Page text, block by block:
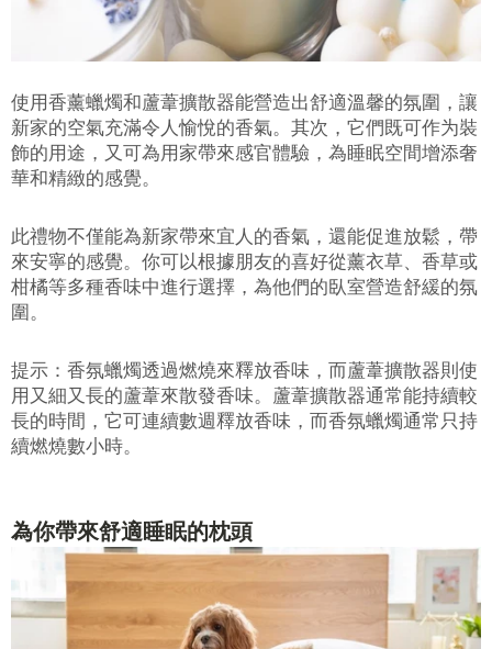
使用香薰蠟燭和蘆葦擴散器能營造出舒適溫馨的氛圍，讓
新家的空氣充滿令人愉悅的香氣。其次，它們既可作为裝
飾的用途，又可為用家帶來感官體驗，為睡眠空間增添奢
華和精緻的感覺。
此禮物不僅能為新家帶來宜人的香氣，還能促進放鬆，帶
來安寧的感覺。你可以根據朋友的喜好從薰衣草、香草或
柑橘等多種香味中進行選擇，為他們的臥室營造舒緩的氛
圍。
提示：香氛蠟燭透過燃燒來釋放香味，而蘆葦擴散器則使
用又細又長的蘆葦來散發香味。蘆葦擴散器通常能持續較
長的時間，它可連續數週釋放香味，而香氛蠟燭通常只持
續燃燒數小時。
為你帶來舒適睡眠的枕頭